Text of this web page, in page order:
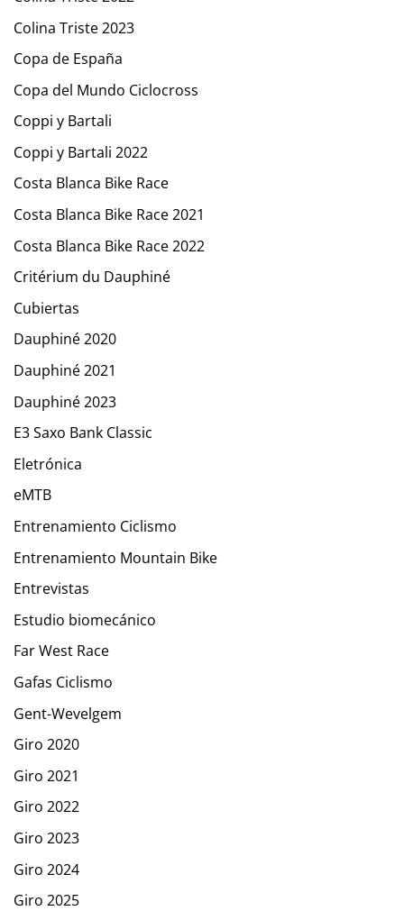
Colina Triste 2023
Copa de España
Copa del Mundo Ciclocross
Coppi y Bartali
Coppi y Bartali 2022
Costa Blanca Bike Race
Costa Blanca Bike Race 2021
Costa Blanca Bike Race 2022
Critérium du Dauphiné
Cubiertas
Dauphiné 2020
Dauphiné 2021
Dauphiné 2023
E3 Saxo Bank Classic
Eletrónica
eMTB
Entrenamiento Ciclismo
Entrenamiento Mountain Bike
Entrevistas
Estudio biomecánico
Far West Race
Gafas Ciclismo
Gent-Wevelgem
Giro 2020
Giro 2021
Giro 2022
Giro 2023
Giro 2024
Giro 2025